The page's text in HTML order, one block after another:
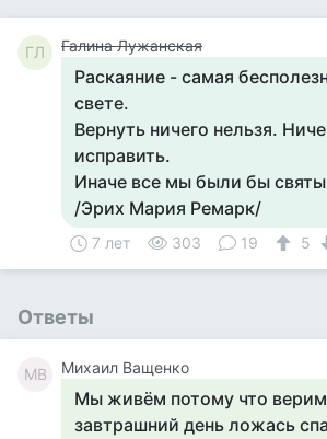
ГЛ Галина Лужанская
Раскаяние - самая
свете.
Вернуть ничего нельзя.
исправить.
Иначе все мы были бы
/Эрих Мария Ремарк/
7 лет 303 19 5
Ответы
МВ Михаил Ващенко
Мы живём потому что
завтрашний день ложась